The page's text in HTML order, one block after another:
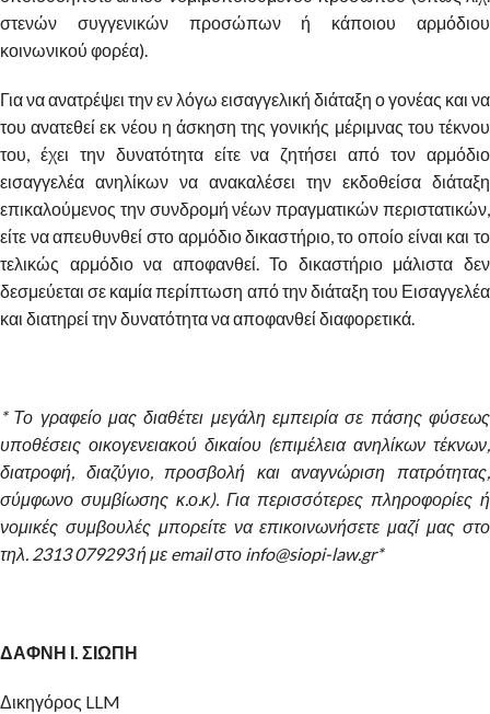
στενών συγγενικών προσώπων ή κάποιου αρμόδιου
κοινωνικού φορέα).
Για να ανατρέψει την εν λόγω εισαγγελική διάταξη ο γονέας και να
του ανατεθεί εκ νέου η άσκηση της γονικής μέριμνας του τέκνου
του, έχει την δυνατότητα είτε να ζητήσει από τον αρμόδιο
εισαγγελέα ανηλίκων να ανακαλέσει την εκδοθείσα διάταξη
επικαλούμενος την συνδρομή νέων πραγματικών περιστατικών,
είτε να απευθυνθεί στο αρμόδιο δικαστήριο, το οποίο είναι και το
τελικώς αρμόδιο να αποφανθεί. Το δικαστήριο μάλιστα δεν
δεσμεύεται σε καμία περίπτωση από την διάταξη του Εισαγγελέα
και διατηρεί την δυνατότητα να αποφανθεί διαφορετικά.
* Το γραφείο μας διαθέτει μεγάλη εμπειρία σε πάσης φύσεως
υποθέσεις οικογενειακού δικαίου (επιμέλεια ανηλίκων τέκνων,
διατροφή, διαζύγιο, προσβολή και αναγνώριση πατρότητας,
σύμφωνο συμβίωσης κ.ο.κ). Για περισσότερες πληροφορίες ή
νομικές συμβουλές μπορείτε να επικοινωνήσετε μαζί μας στο
τηλ. 2313 079293 ή με email στο info@siopi-law.gr*
ΔΑΦΝΗ Ι. ΣΙΩΠΗ
Δικηγόρος LLM